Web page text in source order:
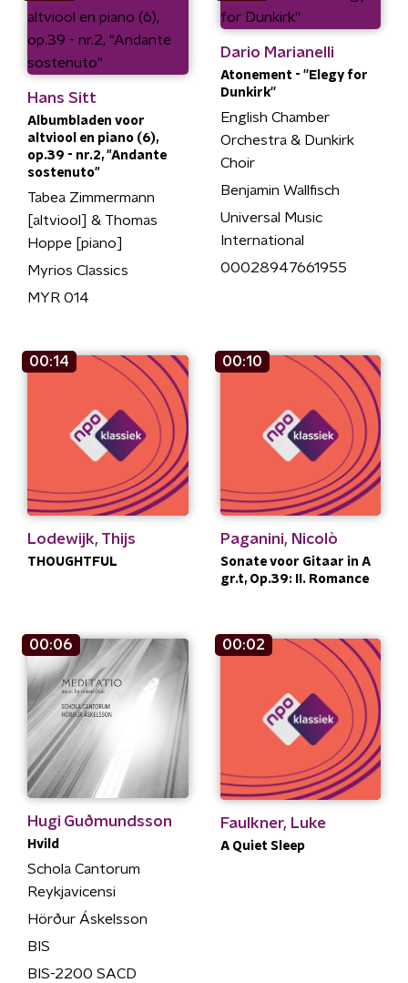
Hans Sitt
Albumbladen voor
altviool en piano (6),
op.39 - nr.2, "Andante
sostenuto"
Tabea Zimmermann
[altviool] & Thomas
Hoppe [piano]
Myrios Classics
MYR 014
Dario Marianelli
Atonement - ''Elegy for
Dunkirk''
English Chamber
Orchestra & Dunkirk
Choir
Benjamin Wallfisch
Universal Music
International
00028947661955
00:14
Lodewijk, Thijs
THOUGHTFUL
00:10
Paganini, Nicolò
Sonate voor Gitaar in A
gr.t, Op.39: II. Romance
00:06
Hugi Guðmundsson
Hvild
Schola Cantorum
Reykjavicensi
Hörður Áskelsson
BIS
BIS-2200 SACD
00:02
Faulkner, Luke
A Quiet Sleep